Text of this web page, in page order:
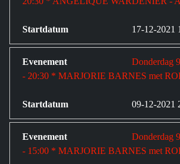
17-12-2021
Donderdag
- 20:30 * MARJORIE BARNES met
09-12-2021
Donderdag
- 15:00 * MARJORIE BARNES met